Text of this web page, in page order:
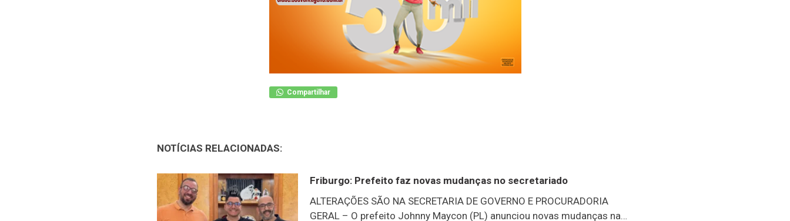
Compartilhar
NOTÍCIAS RELACIONADAS:
Friburgo: Prefeito faz novas mudanças no secretariado
ALTERAÇÕES SÃO NA SECRETARIA DE GOVERNO E PROCURADORIA
GERAL – O prefeito Johnny Maycon (PL) anunciou novas mudanças na